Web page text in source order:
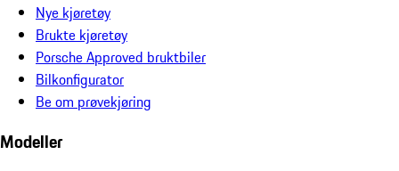
Nye kjøretøy
Brukte kjøretøy
Porsche Approved bruktbiler
Bilkonfigurator
Be om prøvekjøring
Modeller